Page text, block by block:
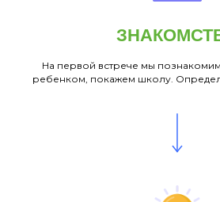
На первой встрече мы
ребенком, покажем школу.